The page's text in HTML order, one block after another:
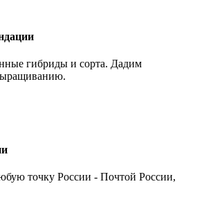
гибриды и сорта. Дадим
точку России - Почтой России,